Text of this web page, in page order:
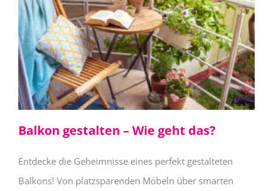
Balkon gestalten – Wie geht das?
Entdecke die Geheimnisse eines perfekt gestalteten
Balkons! Von platzsparenden Möbeln über smarten